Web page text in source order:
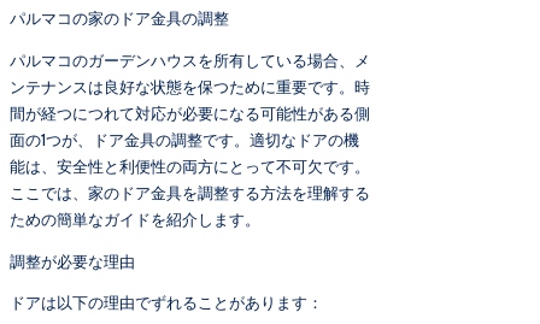
パルマコの家のドア金具の調整
パルマコのガーデンハウスを所有している場合、メ
ンテナンスは良好な状態を保つために重要です。時
間が経つにつれて対応が必要になる可能性がある側
面の1つが、ドア金具の調整です。適切なドアの機
能は、安全性と利便性の両方にとって不可欠です。
ここでは、家のドア金具を調整する方法を理解する
ための簡単なガイドを紹介します。
調整が必要な理由
ドアは以下の理由でずれることがあります：